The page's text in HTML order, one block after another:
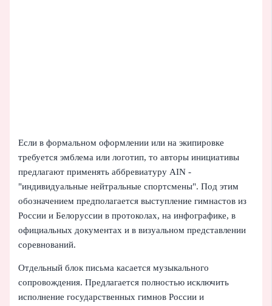
Если в формальном оформлении или на экипировке
требуется эмблема или логотип, то авторы инициативы
предлагают применять аббревиатуру AIN -
"индивидуальные нейтральные спортсмены". Под этим
обозначением предполагается выступление гимнастов из
России и Белоруссии в протоколах, на инфографике, в
официальных документах и в визуальном представлении
соревнований.
Отдельный блок письма касается музыкального
сопровождения. Предлагается полностью исключить
исполнение государственных гимнов России и